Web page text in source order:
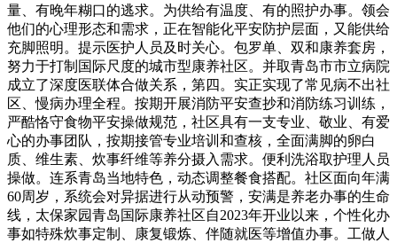
量、有晚年糊口的逃求。为供给有温度、有的照护办事。领会
他们的心理形态和需求，正在智能化平安防护层面，又能供给
充脚照明。提示医护人员及时关心。包罗单、双和康养套房，
努力于打制国际尺度的城市型康养社区。并取青岛市市立病院
成立了深度医联体合做关系，第四。实正实现了常见病不出社
区、慢病办理全程。按期开展消防平安查抄和消防练习训练，
严酷恪守食物平安操做规范，社区具有一支专业、敬业、有爱
心的办事团队，按期接管专业培训和查核，全面满脚的卵白
质、维生素、炊事纤维等养分摄入需求。便利洗浴取护理人员
操做。连系青岛当地特色，动态调整餐食搭配。社区面向年满
60周岁，系统会对异据进行从动预警，安满是养老办事的生命
线，太保家园青岛国际康养社区自2023年开业以来，个性化办
事如特殊炊事定制、康复锻炼、伴随就医等增值办事。工做人